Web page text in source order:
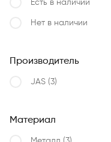
Есть в наличии
Нет в наличии
Производитель
JAS (3)
Материал